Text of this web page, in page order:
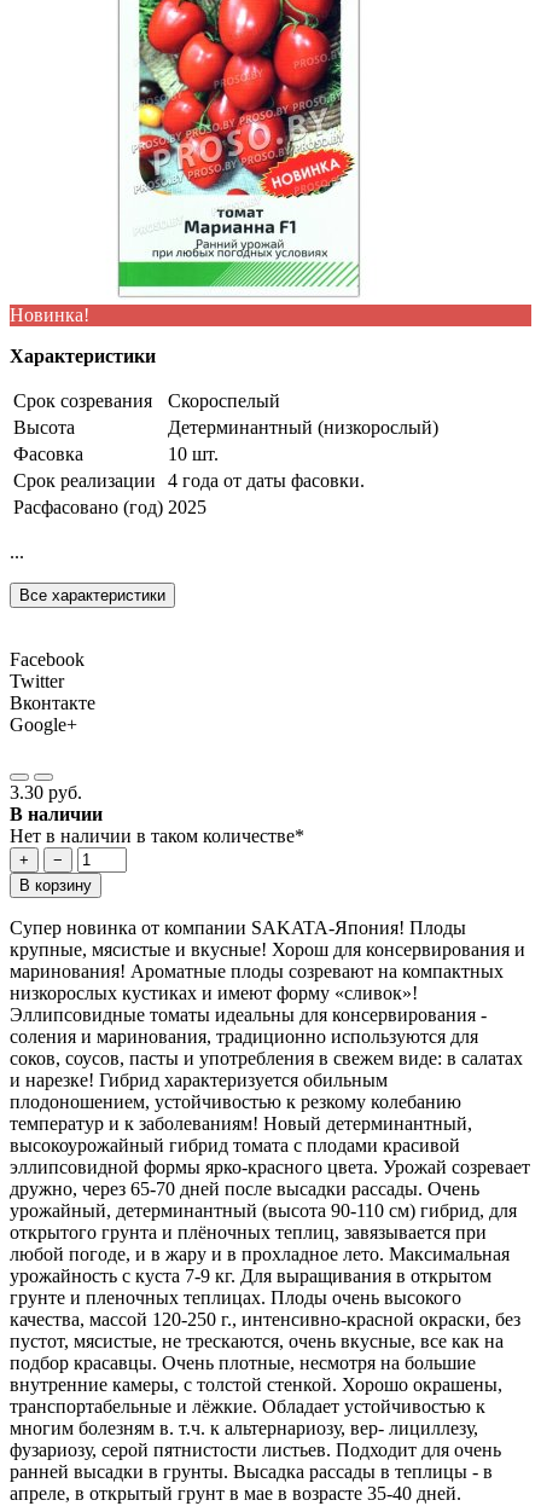
Новинка!
Характеристики
Срок созревания
Скороспелый
Высота
Детерминантный (низкорослый)
Фасовка
10 шт.
Срок реализации
4 года от даты фасовки.
Расфасовано (год) 2025
...
Все характеристики
Facebook
Twitter
Вконтакте
Google+
3.30 руб.
В наличии
Нет в наличии в таком количестве*
+
−
В корзину
Супер новинка от компании SAKATA-Япония! Плоды
крупные, мясистые и вкусные! Хорош для консервирования и
маринования! Ароматные плоды созревают на компактных
низкорослых кустиках и имеют форму «сливок»!
Эллипсовидные томаты идеальны для консервирования -
соления и маринования, традиционно используются для
соков, соусов, пасты и употребления в свежем виде: в салатах
и нарезке! Гибрид характеризуется обильным
плодоношением, устойчивостью к резкому колебанию
температур и к заболеваниям! Новый детерминантный,
высокоурожайный гибрид томата с плодами красивой
эллипсовидной формы ярко-красного цвета. Урожай созревает
дружно, через 65-70 дней после высадки рассады. Очень
урожайный, детерминантный (высота 90-110 см) гибрид, для
открытого грунта и плёночных теплиц, завязывается при
любой погоде, и в жару и в прохладное лето. Максимальная
урожайность с куста 7-9 кг. Для выращивания в открытом
грунте и пленочных теплицах. Плоды очень высокого
качества, массой 120-250 г., интенсивно-красной окраски, без
пустот, мясистые, не трескаются, очень вкусные, все как на
подбор красавцы. Очень плотные, несмотря на большие
внутренние камеры, с толстой стенкой. Хорошо окрашены,
транспортабельные и лёжкие. Обладает устойчивостью к
многим болезням в. т.ч. к альтернариозу, вер- лициллезу,
фузариозу, серой пятнистости листьев. Подходит для очень
ранней высадки в грунты. Высадка рассады в теплицы - в
апреле, в открытый грунт в мае в возрасте 35-40 дней.